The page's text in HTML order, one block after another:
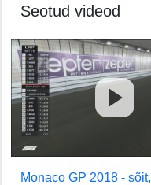
Seotud videod
Monaco GP 2018 - sõit,